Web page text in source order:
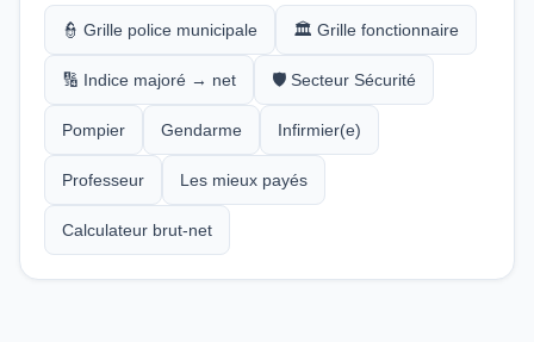
👮 Grille police municipale 🏛️ Grille fonctionnaire
🔢 Indice majoré → net 🛡️ Secteur Sécurité
Pompier Gendarme Infirmier(e)
Professeur Les mieux payés
Calculateur brut-net